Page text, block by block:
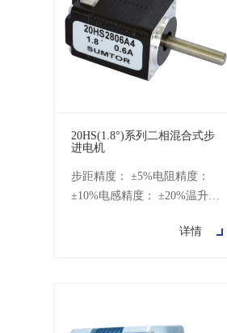
20HS(1.8°)系列二相混合式步
进电机
步距精度： ±5%电阻精度：
±10%电感精度： ±20%温升：
-20℃~+50℃绝缘电阻：详情